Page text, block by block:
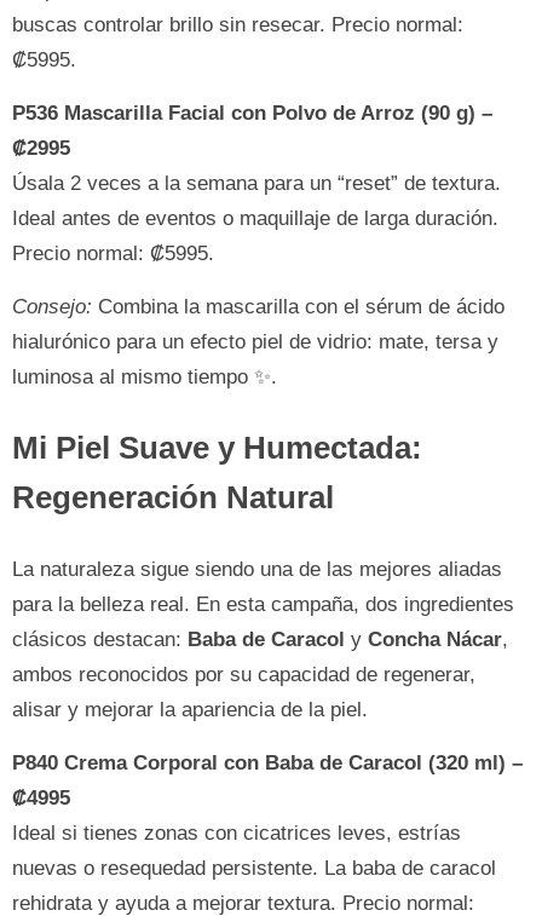
buscas controlar brillo sin resecar. Precio normal:
₡5995.
P536 Mascarilla Facial con Polvo de Arroz (90 g) –
₡2995
Úsala 2 veces a la semana para un “reset” de textura.
Ideal antes de eventos o maquillaje de larga duración.
Precio normal: ₡5995.
Consejo: Combina la mascarilla con el sérum de ácido
hialurónico para un efecto piel de vidrio: mate, tersa y
luminosa al mismo tiempo ✨.
Mi Piel Suave y Humectada:
Regeneración Natural
La naturaleza sigue siendo una de las mejores aliadas
para la belleza real. En esta campaña, dos ingredientes
clásicos destacan: Baba de Caracol y Concha Nácar,
ambos reconocidos por su capacidad de regenerar,
alisar y mejorar la apariencia de la piel.
P840 Crema Corporal con Baba de Caracol (320 ml) –
₡4995
Ideal si tienes zonas con cicatrices leves, estrías
nuevas o resequedad persistente. La baba de caracol
rehidrata y ayuda a mejorar textura. Precio normal: